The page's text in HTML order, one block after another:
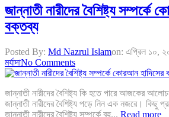
জান্নাতী নারীদের বৈশিষ্ট্য সম্পর্কে
বক্তব্য
Posted By: Md Nazrul Islamon: এপ্রিল ১০,
মর্যাদাNo Comments
জান্নাতী নারীদের বৈশিষ্ট্য কি হতে পারে আজকের
জান্নাতী নারীদের বৈশিষ্ট্য পড়ে নিন এক নজরে। কিছু
জান্নাতী নারীদের বৈশিষ্ট্য সম্পর্কে বহ... Read more